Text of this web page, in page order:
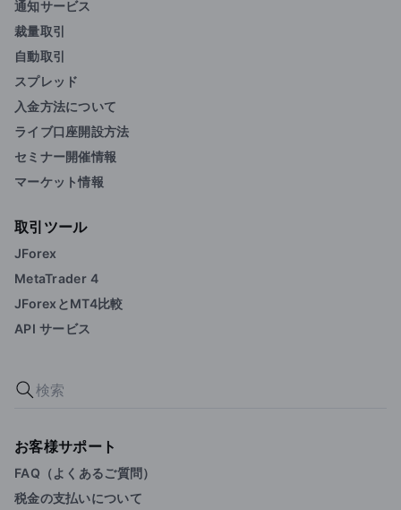
通知サービス
裁量取引
自動取引
スプレッド
入金方法について
ライブ口座開設方法
セミナー開催情報
マーケット情報
取引ツール
JForex
MetaTrader 4
JForexとMT4比較
API サービス
お客様サポート
FAQ（よくあるご質問）
税金の支払いについて